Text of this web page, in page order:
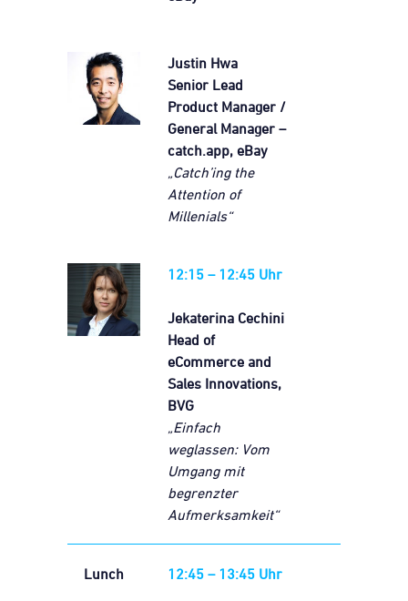
Justin Hwa
Senior Lead
Product Manager /
General Manager –
catch.app, eBay
„Catch’ing the
Attention of
Millenials“
12:15 – 12:45 Uhr
Jekaterina Cechini
Head of
eCommerce and
Sales Innovations,
BVG
„Einfach
weglassen: Vom
Umgang mit
begrenzter
Aufmerksamkeit“
Lunch 12:45 – 13:45 Uhr